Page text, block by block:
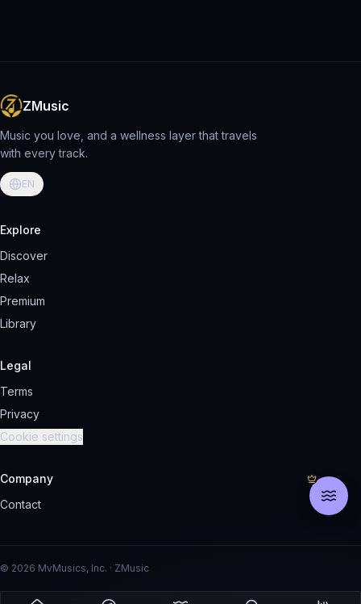
ZMusic
Music you love, and a wellness layer that travels
with every track.
EN
Explore
Discover
Relax
Premium
Library
Legal
Terms
Privacy
Cookie settings
Company
Contact
© 2026 MvMusics, Inc. · ZMusic